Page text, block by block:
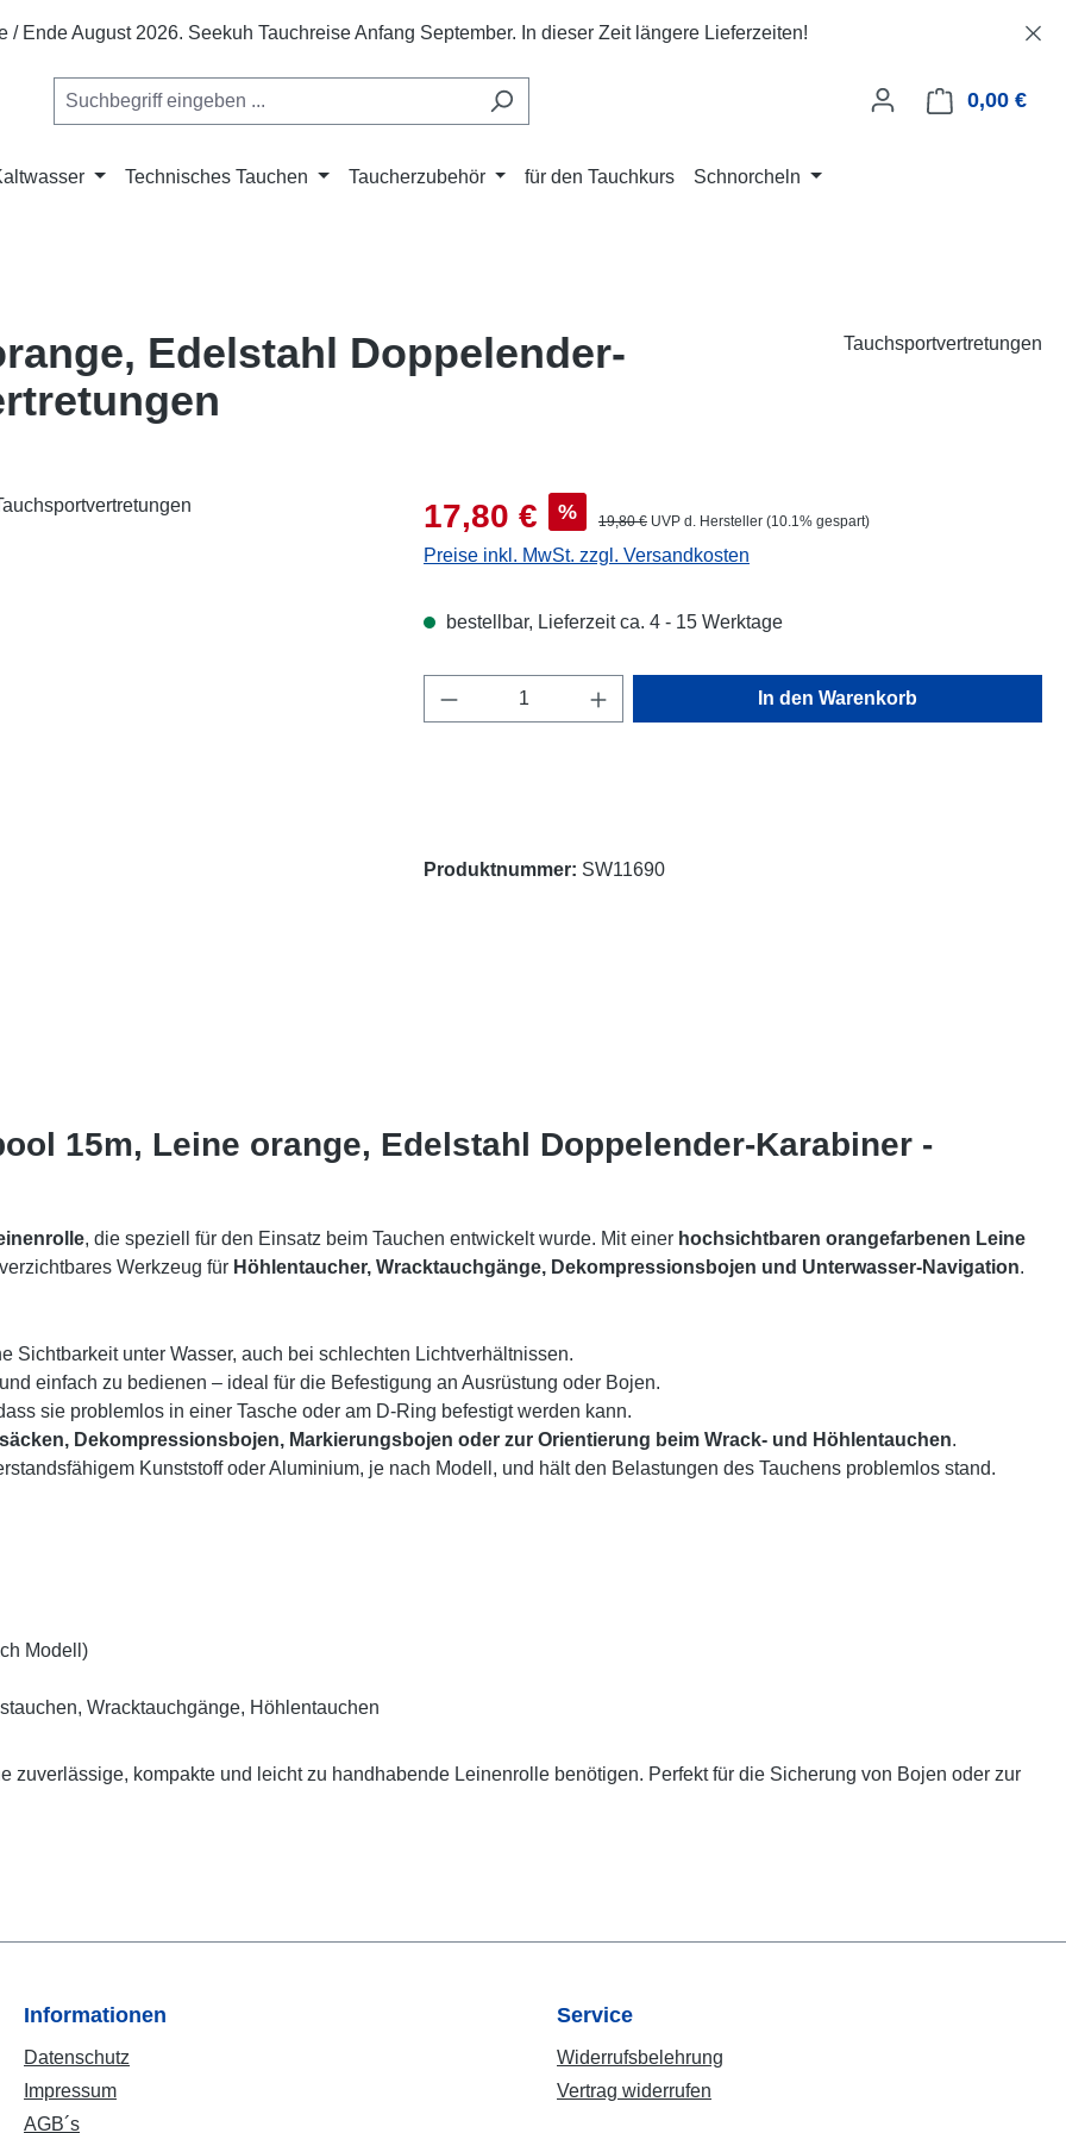
/ Ende August 2026. Seekuh Tauchreise Anfang September. In dieser Zeit längere Lieferzeiten!
0,00 €
Technisches Tauchen Taucherzubehör für den Tauchkurs Schnorcheln
Edelstahl Doppelender-
Tauchsportvertretungen
Verkaufspreis:
17,80 € % Regulärer Preis:
19,80 € UVP d. Hersteller (10.1% gespart)
Preise inkl. MwSt. zzgl. Versandkosten
bestellbar, Lieferzeit ca. 4 - 15 Werktage
Produkt Anzahl: Gib den gewünschten Wert ein
In den Warenkorb
Produktnummer: SW11690
15m, Leine orange, Edelstahl Doppelender-Karabiner -
, die speziell für den Einsatz beim Tauchen entwickelt wurde. Mit einer hochsichtbaren orangefarbenen Leine
Werkzeug für Höhlentaucher, Wracktauchgänge, Dekompressionsbojen und Unterwasser-Navigation.
Sichtbarkeit unter Wasser, auch bei schlechten Lichtverhältnissen.
einfach zu bedienen – ideal für die Befestigung an Ausrüstung oder Bojen.
sie problemlos in einer Tasche oder am D-Ring befestigt werden kann.
Dekompressionsbojen, Markierungsbojen oder zur Orientierung beim Wrack- und Höhlentauchen.
Kunststoff oder Aluminium, je nach Modell, und hält den Belastungen des Tauchens problemlos stand.
Modell)
Wracktauchgänge, Höhlentauchen
zuverlässige, kompakte und leicht zu handhabende Leinenrolle benötigen. Perfekt für die Sicherung von Bojen oder zur
Informationen
Datenschutz
Impressum
AGB´s
Service
Widerrufsbelehrung
Vertrag widerrufen